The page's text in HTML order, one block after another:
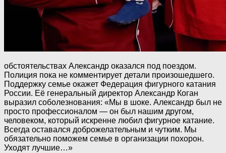
обстоятельствах Александр оказался под поездом.
Полиция пока не комментирует детали произошедшего.
Поддержку семье окажет Федерация фигурного катания
России. Её генеральный директор Александр Коган
выразил соболезнования: «Мы в шоке. Александр был не
просто профессионалом — он был нашим другом,
человеком, который искренне любил фигурное катание.
Всегда оставался доброжелательным и чутким. Мы
обязательно поможем семье в организации похорон.
Уходят лучшие…»